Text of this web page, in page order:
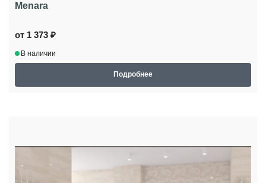
Menara
от 1 373 ₽
В наличии
Подробнее